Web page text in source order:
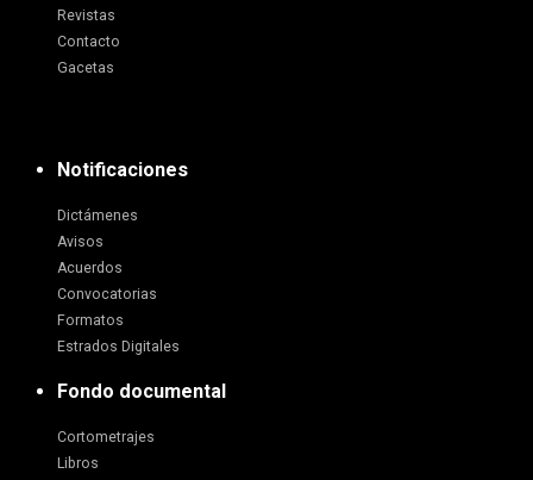
Revistas
Contacto
Gacetas
Notificaciones
Dictámenes
Avisos
Acuerdos
Convocatorias
Formatos
Estrados Digitales
Fondo documental
Cortometrajes
Libros